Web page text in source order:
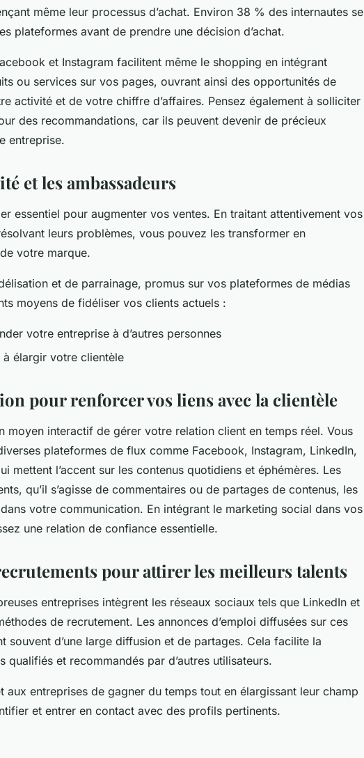
même leur processus d’achat. Environ 38 % des internautes se
plateformes avant de prendre une décision d’achat.
et Instagram facilitent même le shopping en intégrant
ou services sur vos pages, ouvrant ainsi des opportunités de
activité et de votre chiffre d’affaires. Pensez également à solliciter
des recommandations, car ils peuvent devenir de précieux
entreprise.
et les ambassadeurs
essentiel pour augmenter vos ventes. En traitant attentivement vos
leurs problèmes, vous pouvez les transformer en
votre marque.
et de parrainage, promus sur vos plateformes de médias
moyens de fidéliser vos clients actuels :
votre entreprise à d’autres personnes
élargir votre clientèle
pour renforcer vos liens avec la clientèle
moyen interactif de gérer votre relation client en temps réel. Vous
plateformes de flux comme Facebook, Instagram, LinkedIn,
mettent l’accent sur les contenus quotidiens et éphémères. Les
qu’il s’agisse de commentaires ou de partages de contenus, les
votre communication. En intégrant le marketing social dans vos
une relation de confiance essentielle.
pour attirer les meilleurs talents
entreprises intègrent les réseaux sociaux tels que LinkedIn et
de recrutement. Les annonces d’emploi diffusées sur ces
souvent d’une large diffusion et de partages. Cela facilite la
qualifiés et recommandés par d’autres utilisateurs.
aux entreprises de gagner du temps tout en élargissant leur champ
et entrer en contact avec des profils pertinents.